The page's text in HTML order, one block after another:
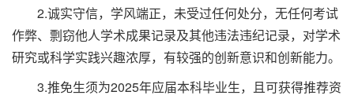
2.诚实守信，学风端正，未受过任何处分，无任何考试
作弊、剽窃他人学术成果记录及其他违法违纪记录，对学术
研究或科学实践兴趣浓厚，有较强的创新意识和创新能力。
3.推免生须为2025年应届本科毕业生，且可获得推荐资